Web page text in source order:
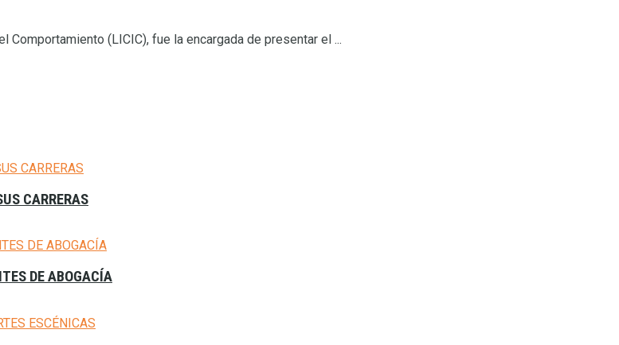
(LICIC), fue la encargada de presentar el ...
CARRERAS
DE ABOGACÍA